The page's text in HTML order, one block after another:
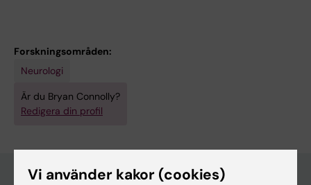
Forskningsområden:
Neurologi
Är du Bryan Connolly?
Redigera din profil
Vi använder kakor (cookies)